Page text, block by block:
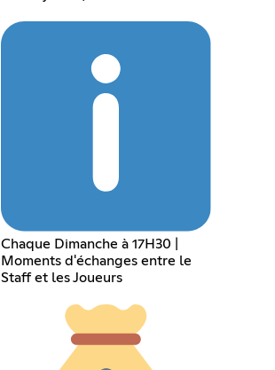
Chaque Dimanche à 17H30 |
Moments d'échanges entre le
Staff et les Joueurs